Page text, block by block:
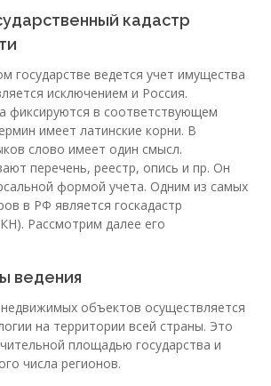
кадастр
государстве ведется учет имущества
исключением и Россия.
фиксируются в соответствующем
имеет латинские корни. В
слово имеет один смысл.
перечень, реестр, опись и пр. Он
формой учета. Одним из самых
в РФ является госкадастр
Рассмотрим далее его
ведения
объектов осуществляется
на территории всей страны. Это
площадью государства и
числа регионов.